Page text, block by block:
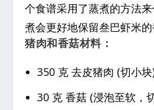
个食谱采用了蒸煮的方法
煮会更好地保留叁巴虾米的
猪肉和香菇材料：
350 克 去皮猪肉 (切小块
30 克 香菇 (浸泡至软，